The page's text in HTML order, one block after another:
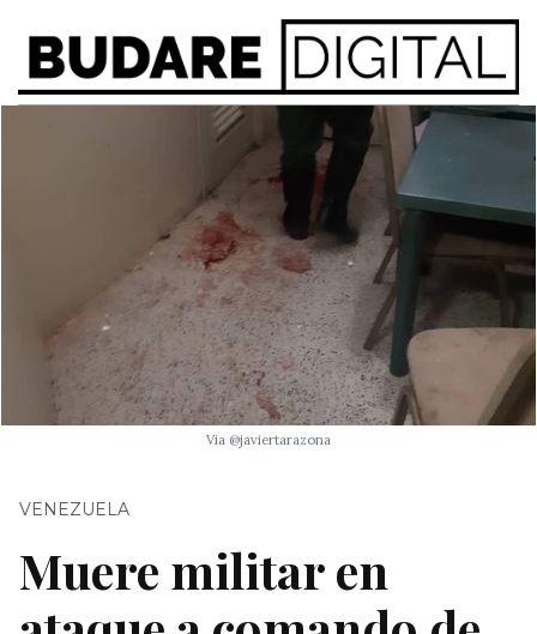
Via @javiertarazona
VENEZUELA
Muere militar en